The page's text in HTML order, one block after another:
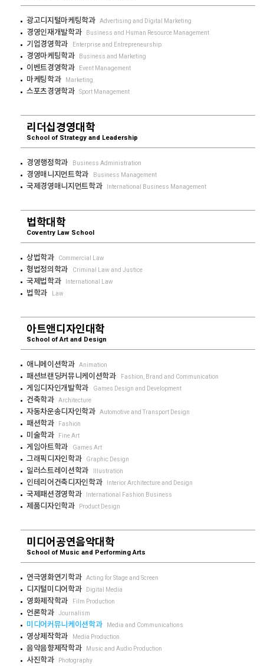
광고디지털마케팅학과 Advertising and Digital Marketing
경영인재개발학과 Business and Human Resource Management
기업경영학과 Enterprise and Entrepreneurship
경영마케팅학과 Business and Marketing
이벤트경영학과 Event Management
마케팅학과 Marketing
스포츠경영학과 Sport Management
리더십경영대학
School of Strategy and Leadership
경영행정학과 Business Administration
경영매니지먼트학과 Business Management
국제경영매니지먼트학과 International Business Management
법학대학
Coventry Law School
상법학과 Commercial Law
형법정의학과 Criminal Law and Justice
국제법학과 International Law
법학과 Law
아트앤디자인대학
School of Art and Design
애니메이션학과 Animation
패션브랜딩커뮤니케이션학과 Fashion, Brand and Communication
게임디자인개발학과 Games Design and Development
건축학과 Architecture
자동차운송디자인학과 Automotive and Transport Design
패션학과 Fashion
미술학과 Fine Art
게임아트학과 Games Art
그래픽디자인학과 Graphic Design
일러스트레이션학과 Illustration
인테리어건축디자인학과 Interior Architecture and Design
국제패션경영학과 International Fashion Business
제품디자인학과 Product Design
미디어공연음악대학
School of Music and Performing Arts
연극영화연기학과 Acting for Stage and Screen
디지털미디어학과 Digital Media
영화제작학과 Film Production
언론학과 Journalism
미디어커뮤니케이션학과 Media and Communications
영상제작학과 Media Production
음악음향제작학과 Music and Audio Production
사진학과 Photography